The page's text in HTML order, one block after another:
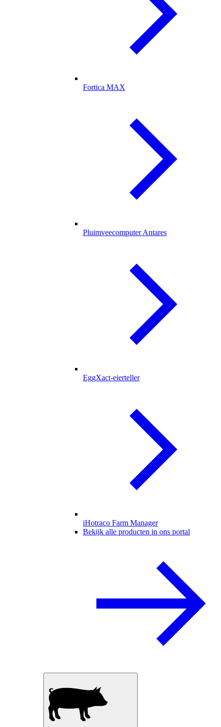
Fortica MAX
Pluimveecomputer Antares
EggXact-eierteller
iHotraco Farm Manager
Bekijk alle producten in ons portal